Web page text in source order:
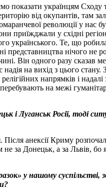
українцям Сходу
від окупантів, там
революції у нас
приїжджали у східні
українського. Те, що
нічого не
Він одного разу сказав
на вихід з цього стану.
напрямків і
на межі
і Луганськ Росії, тоді
анексії Криму
за Донецьк, а за Львів,
у нашому суспільстві,